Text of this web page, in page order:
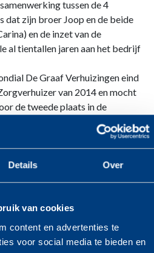
Details Over
van cookies
content en advertenties te
voor social media te bieden en
tussen de 4
dat zijn broer Joop en de beide
en de inzet van de
al tientallen jaren aan het bedrijf
De Graaf Verhuizingen eind
van 2014 en mocht
de tweede plaats in de
buitendienst mee naar de
echt een verdiend feestjaar aan
generatie van de sinds 1929
( vrij voor gebruik ovv